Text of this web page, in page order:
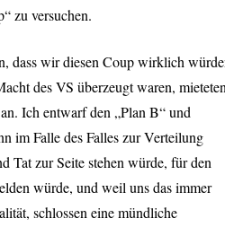
zu versuchen.
dass wir diesen Coup wirklich
des VS überzeugt waren,
Ich entwarf den „Plan B“ und
im Falle des Falles zur Verteilung
Tat zur Seite stehen würde, für den
würde, und weil uns das immer
schlossen eine mündliche